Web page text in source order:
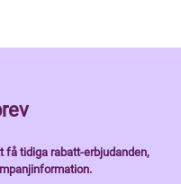
få tidiga rabatt-erbjudanden,